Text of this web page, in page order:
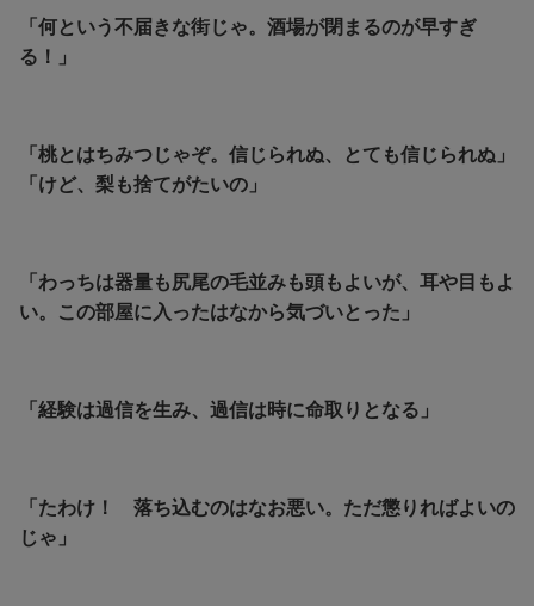
「何という不届きな街じゃ。酒場が閉まるのが早すぎ
る！」
「桃とはちみつじゃぞ。信じられぬ、とても信じられぬ」
「けど、梨も捨てがたいの」
「わっちは器量も尻尾の毛並みも頭もよいが、耳や目もよ
い。この部屋に入ったはなから気づいとった」
「経験は過信を生み、過信は時に命取りとなる」
「たわけ！ 落ち込むのはなお悪い。ただ懲りればよいの
じゃ」